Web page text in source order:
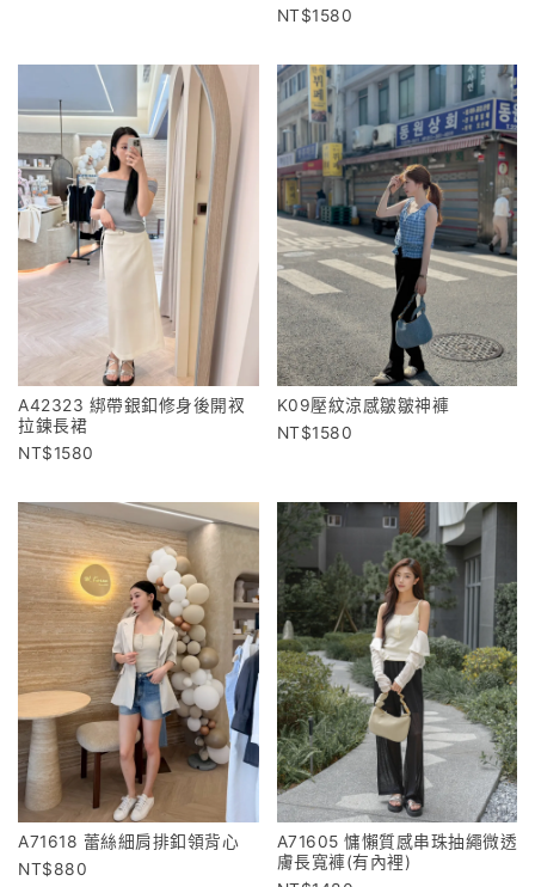
1580
A42323 綁帶銀釦修身後開衩
拉鍊長裙
1580
K09壓紋涼感皺皺神褲
1580
A71618 蕾絲細肩排釦領背心
880
A71605 慵懶質感串珠抽繩微透
膚長寬褲(有內裡)